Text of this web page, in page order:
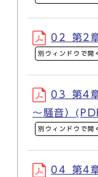
02_第2
別ウィンドウで開
03_第4
～騒音）
別ウィンドウで開
04_第4